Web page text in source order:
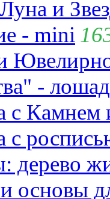
и
- mini
-
с
с
дерево
основы